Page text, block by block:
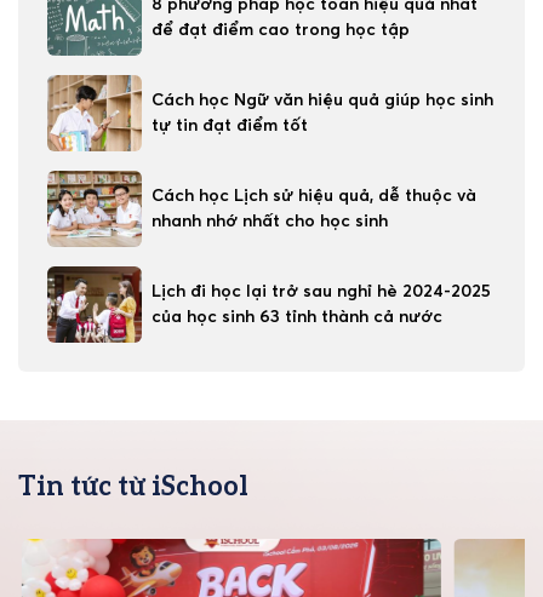
để đạt điểm cao trong học tập
Cách học Ngữ văn hiệu quả giúp học sinh
tự tin đạt điểm tốt
Cách học Lịch sử hiệu quả, dễ thuộc và
nhanh nhớ nhất cho học sinh
Lịch đi học lại trở sau nghỉ hè 2024-2025
của học sinh 63 tỉnh thành cả nước
Tin tức từ iSchool